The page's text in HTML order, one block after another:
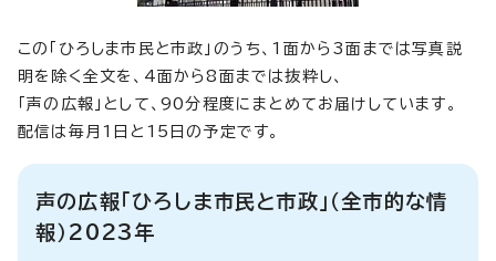
この「ひろしま市民と市政」のうち、1面から3面までは写真説
明を除く全文を、4面から8面までは抜粋し、
「声の広報」として、90分程度にまとめてお届けしています。
配信は毎月1日と15日の予定です。
声の広報「ひろしま市民と市政」（全市的な情
報）2023年